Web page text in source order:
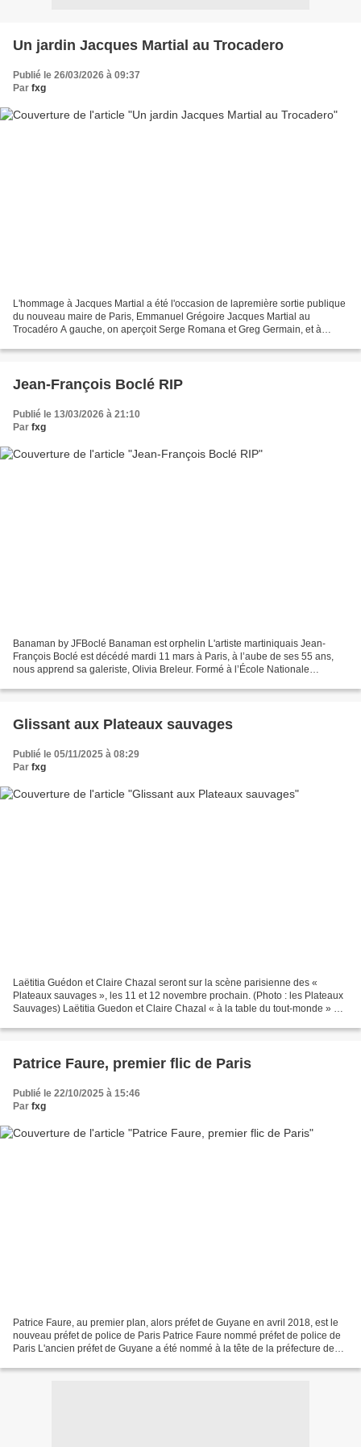
Un jardin Jacques Martial au Trocadero
Publié le 26/03/2026 à 09:37
Par fxg
L'hommage à Jacques Martial a été l'occasion de lapremière sortie publique
du nouveau maire de Paris, Emmanuel Grégoire Jacques Martial au
Trocadéro A gauche, on aperçoit Serge Romana et Greg Germain, et à
Jean-François Boclé RIP
Publié le 13/03/2026 à 21:10
Par fxg
Banaman by JFBoclé Banaman est orphelin L'artiste martiniquais Jean-
François Boclé est décédé mardi 11 mars à Paris, à l’aube de ses 55 ans,
nous apprend sa galeriste, Olivia Breleur. Formé à l’École Nationale
Glissant aux Plateaux sauvages
Publié le 05/11/2025 à 08:29
Par fxg
Laëtitia Guédon et Claire Chazal seront sur la scène parisienne des «
Plateaux sauvages », les 11 et 12 novembre prochain. (Photo : les Plateaux
Sauvages) Laëtitia Guedon et Claire Chazal « à la table du tout-monde » La
Patrice Faure, premier flic de Paris
Publié le 22/10/2025 à 15:46
Par fxg
Patrice Faure, au premier plan, alors préfet de Guyane en avril 2018, est le
nouveau préfet de police de Paris Patrice Faure nommé préfet de police de
Paris L'ancien préfet de Guyane a été nommé à la tête de la préfecture de